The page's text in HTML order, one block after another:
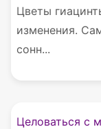
Цветы
изменения.
сонн...
Целоваться с